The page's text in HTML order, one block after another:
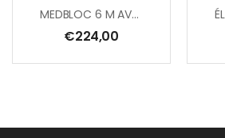
MEDBLOC 6 M AVEC CARTER ABS, SANGLE EN POLYESTER 25 MM, ÉMERILLION À TÉMOIN DE CHUTE + 1 AM002
€224,00